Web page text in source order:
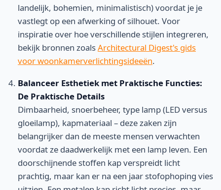
landelijk, bohemien, minimalistisch) voordat je je
vastlegt op een afwerking of silhouet. Voor
inspiratie over hoe verschillende stijlen integreren,
bekijk bronnen zoalsArchitectural Digest's gids
voor woonkamerverlichtingsideeën.
Balanceer Esthetiek met Praktische Functies:
De Praktische Details
Dimbaarheid, snoerbeheer, type lamp (LED versus
gloeilamp), kapmateriaal – deze zaken zijn
belangrijker dan de meeste mensen verwachten
voordat ze daadwerkelijk met een lamp leven. Een
doorschijnende stoffen kap verspreidt licht
prachtig, maar kan er na een jaar stofophoping vies